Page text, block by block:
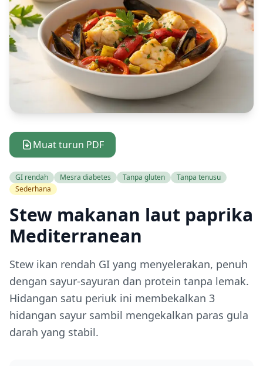
Muat turun PDF
GI rendah Mesra diabetes Tanpa gluten
Tanpa tenusu
Sederhana
Stew makanan laut paprika
Mediterranean
Stew ikan rendah GI yang menyelerakan, penuh
dengan sayur-sayuran dan protein tanpa lemak.
Hidangan satu periuk ini membekalkan 3
hidangan sayur sambil mengekalkan paras gula
darah yang stabil.